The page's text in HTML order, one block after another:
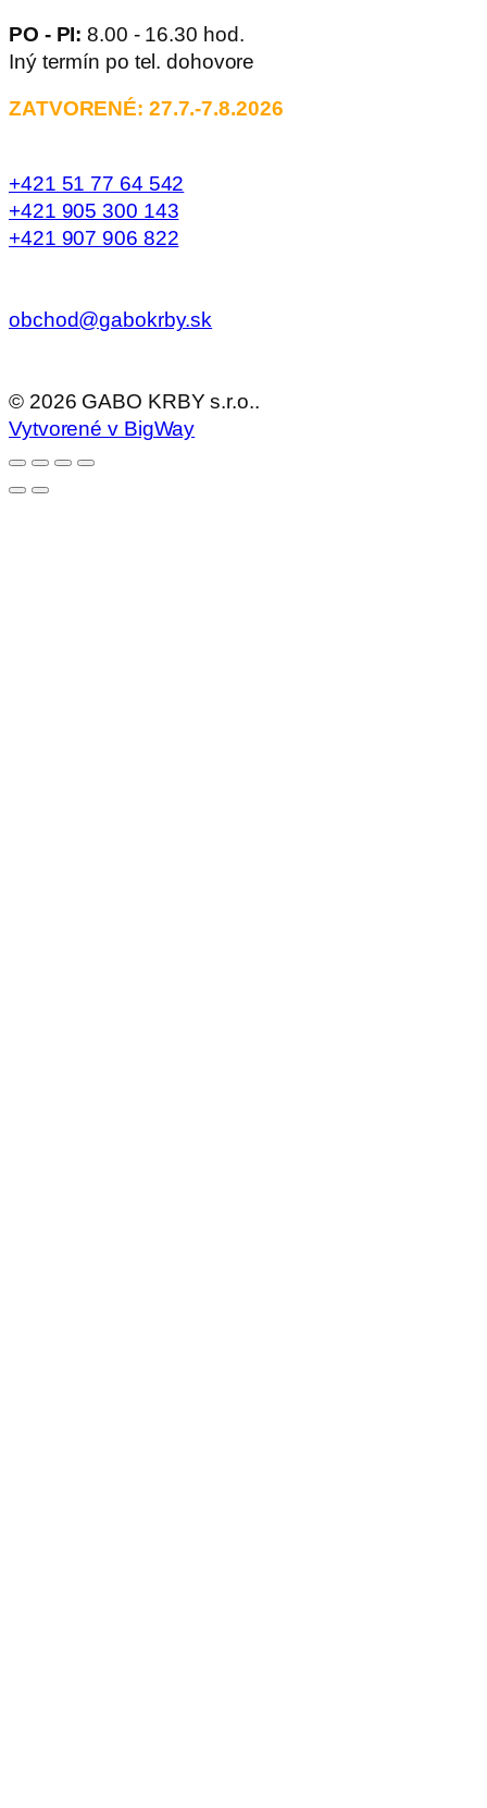
PO - PI: 8.00 - 16.30 hod.
Iný termín po tel. dohovore
ZATVORENÉ: 27.7.-7.8.2026
+421 51 77 64 542
+421 905 300 143
+421 907 906 822
obchod@gabokrby.sk
© 2026 GABO KRBY s.r.o..
Vytvorené v BigWay